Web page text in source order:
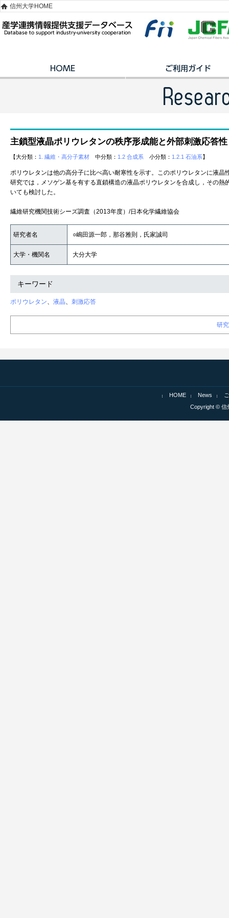
信州大学HOME
主鎖型液晶ポリウレタンの秩序形成能と外部刺激応答性
【大分類： 1. 繊維・高分子素材 中分類： 1.2 合成系 小分類： 1.2.1 石油系】
ポリウレタンは他の高分子に比べ高い耐寒性を示す。このポリウレタンに液
研究では，メソゲン基を有する直鎖構造の液晶ポリウレタンを合成し，その
いても検討した。
繊維研究機関技術シーズ調査（2013年度）/日本化学繊維協会
研究者名 ○嶋田源一郎，那谷雅則，氏家誠司
大学・機関名 大分大学
キーワード
ポリウレタン、 液晶、 刺激応答
研
HOME News
Copyright © 信